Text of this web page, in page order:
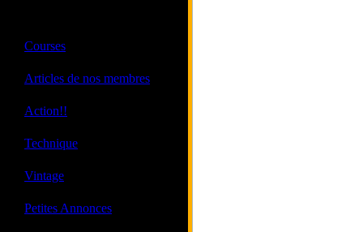
Courses
Articles de nos membres
Action!!
Technique
Vintage
Petites Annonces